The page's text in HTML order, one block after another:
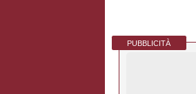
PUBBLICITÀ